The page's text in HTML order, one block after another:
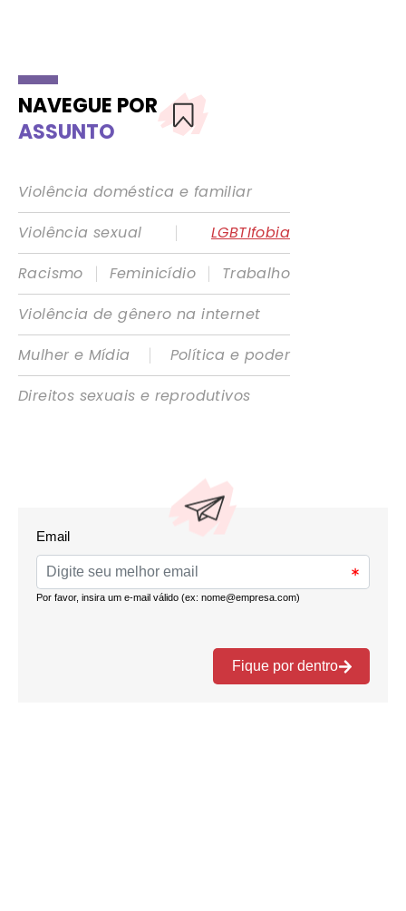
NAVEGUE POR
ASSUNTO
Violência doméstica e familiar
Violência sexual
|
LGBTIfobia
Racismo
| Feminicídio |
Trabalho
Violência de gênero na internet
Mulher e Mídia
|
Política e poder
Direitos sexuais e reprodutivos